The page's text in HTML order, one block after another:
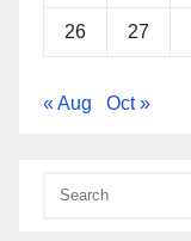
26 27
« Aug Oct »